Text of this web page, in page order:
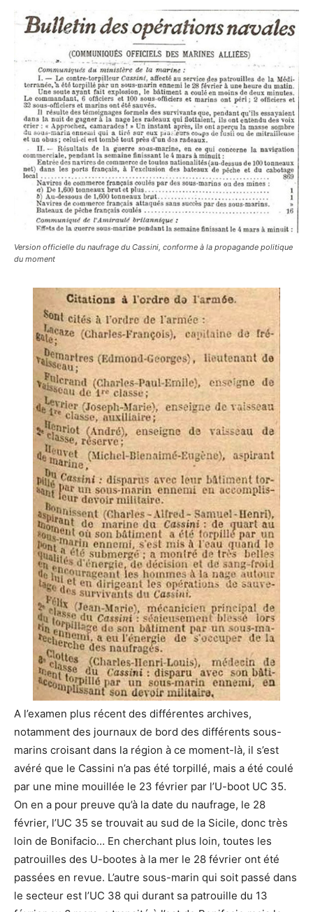
Version officielle du naufrage du Cassini, conforme à la propagande politique
du moment
A l’examen plus récent des différentes archives,
notamment des journaux de bord des différents sous-
marins croisant dans la région à ce moment-là, il s’est
avéré que le Cassini n’a pas été torpillé, mais a été coulé
par une mine mouillée le 23 février par l’U-boot UC 35.
On en a pour preuve qu’à la date du naufrage, le 28
février, l’UC 35 se trouvait au sud de la Sicile, donc très
loin de Bonifacio… En cherchant plus loin, toutes les
patrouilles des U-bootes à la mer le 28 février ont été
passées en revue. L’autre sous-marin qui soit passé dans
le secteur est l’UC 38 qui durant sa patrouille du 13